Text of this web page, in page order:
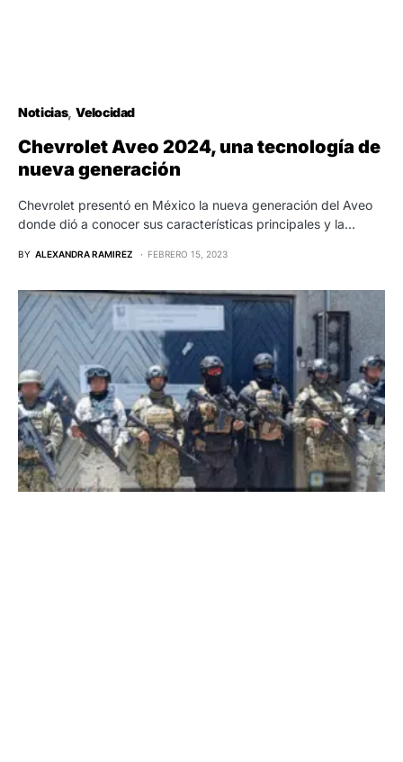
Noticias Velocidad
Chevrolet Aveo 2024, una tecnología de
nueva generación
Chevrolet presentó en México la nueva generación del Aveo
donde dió a conocer sus características principales y la…
BY ALEXANDRA RAMIREZ FEBRERO 15, 2023